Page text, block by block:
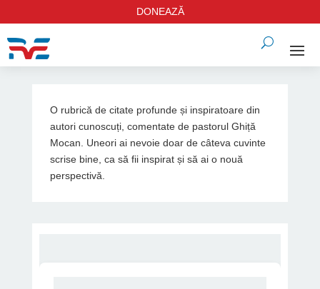
DONEAZĂ
O rubrică de citate profunde și inspiratoare din
autori cunoscuți, comentate de pastorul Ghiță
Mocan. Uneori ai nevoie doar de câteva cuvinte
scrise bine, ca să fii inspirat și să ai o nouă
perspectivă.